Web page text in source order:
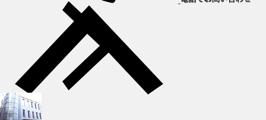
HOME
会社概要